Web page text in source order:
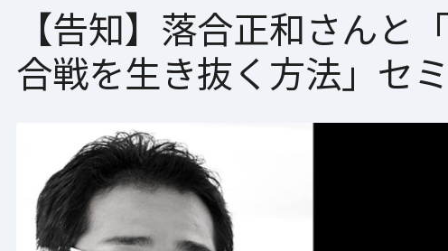
【告知】落合正和さんと
合戦を生き抜く方法」セ